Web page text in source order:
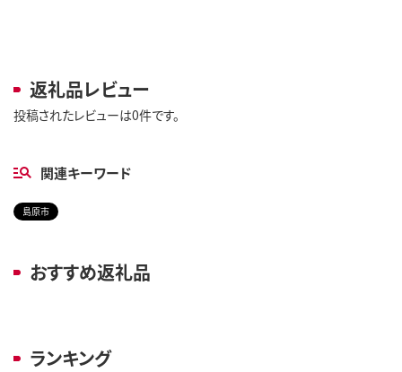
返礼品レビュー
投稿されたレビューは0件です。
関連キーワード
島原市
おすすめ返礼品
ランキング